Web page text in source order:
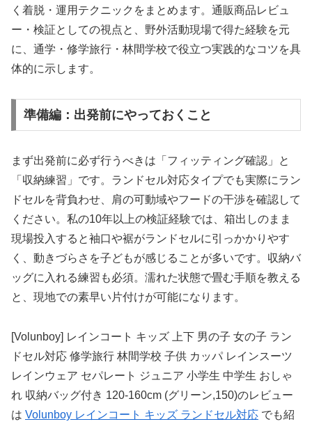
く着脱・運用テクニックをまとめます。通販商品レビュ
ー・検証としての視点と、野外活動現場で得た経験を元
に、通学・修学旅行・林間学校で役立つ実践的なコツを具
体的に示します。
準備編：出発前にやっておくこと
まず出発前に必ず行うべきは「フィッティング確認」と
「収納練習」です。ランドセル対応タイプでも実際にラン
ドセルを背負わせ、肩の可動域やフードの干渉を確認して
ください。私の10年以上の検証経験では、箱出しのまま
現場投入すると袖口や裾がランドセルに引っかかりやす
く、動きづらさを子どもが感じることが多いです。収納バ
ッグに入れる練習も必須。濡れた状態で畳む手順を教える
と、現地での素早い片付けが可能になります。
[Volunboy] レインコート キッズ 上下 男の子 女の子 ラン
ドセル対応 修学旅行 林間学校 子供 カッパ レインスーツ
レインウェア セパレート ジュニア 小学生 中学生 おしゃ
れ 収納バッグ付き 120-160cm (グリーン,150)のレビュー
は Volunboy レインコート キッズ ランドセル対応 でも紹